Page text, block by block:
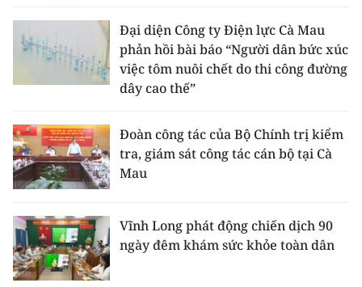
Đại diện Công ty Điện lực Cà Mau
phản hồi bài báo “Người dân bức xúc
việc tôm nuôi chết do thi công đường
dây cao thế”
Đoàn công tác của Bộ Chính trị kiểm
tra, giám sát công tác cán bộ tại Cà
Mau
Vĩnh Long phát động chiến dịch 90
ngày đêm khám sức khỏe toàn dân